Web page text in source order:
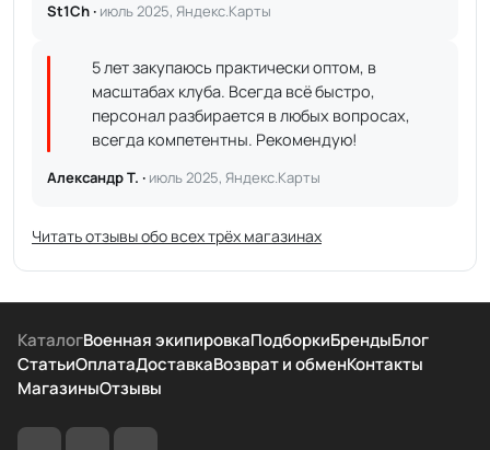
St1Ch · июль 2025, Яндекс.Карты
5 лет закупаюсь практически оптом, в
масштабах клуба. Всегда всё быстро,
персонал разбирается в любых вопросах,
всегда компетентны. Рекомендую!
Александр Т. · июль 2025, Яндекс.Карты
Читать отзывы обо всех трёх магазинах
КаталогВоенная экипировкаПодборкиБрендыБлог
СтатьиОплатаДоставкаВозврат и обменКонтакты
МагазиныОтзывы